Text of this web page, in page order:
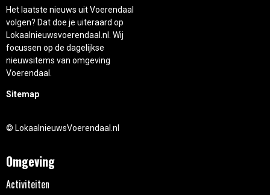
Het laatste nieuws uit Voerendaal
volgen? Dat doe je uiteraard op
Lokaalnieuwsvoerendaal.nl. Wij
focussen op de dagelijkse
nieuwsitems van omgeving
Voerendaal.
Sitemap
© LokaalnieuwsVoerendaal.nl
Omgeving
Activiteiten